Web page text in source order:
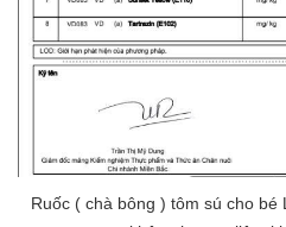
Ruốc ( chà bông ) tôm sú cho bé